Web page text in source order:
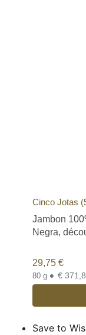
Cinco Jotas
Jambon
Negra,
29,75 €
80 g •
Save to